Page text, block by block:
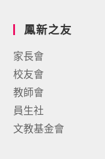
鳳新之友
家長會
校友會
教師會
員生社
文教基金會